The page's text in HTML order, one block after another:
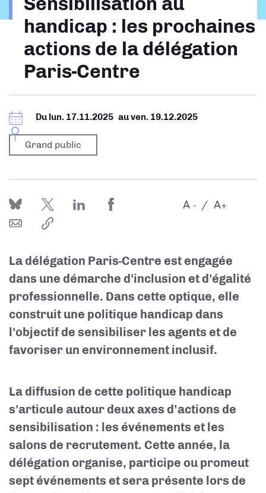
handicap : les prochaines
actions de la délégation
Paris-Centre
Du lun. 17.11.2025 auven. 19.12.2025
Grand public
-
A +
A
La délégation Paris-Centre est engagée
dans une démarche d'inclusion et d'égalité
professionnelle. Dans cette optique, elle
construit une politique handicap dans
l'objectif de sensibiliser les agents et de
favoriser un environnement inclusif.
La diffusion de cette politique handicap
s'articule autour deux axes d’actions de
sensibilisation : les événements et les
salons de recrutement. Cette année, la
délégation organise, participe ou promeut
sept événements et sera présente lors de